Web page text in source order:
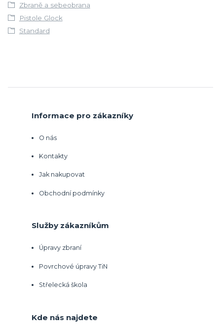
Zbraně a sebeobrana
Pistole Glock
Standard
Informace pro zákazníky
O nás
Kontakty
Jak nakupovat
Obchodní podmínky
Služby zákazníkům
Úpravy zbraní
Povrchové úpravy TiN
Střelecká škola
Kde nás najdete